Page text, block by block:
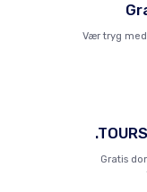
Vær tryg
Gratis